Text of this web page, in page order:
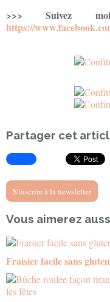
>>> Suivez
https://
Partager cet
S'inscrire à la newsletter
Vous aimerez
Fraisier facile sans gluten